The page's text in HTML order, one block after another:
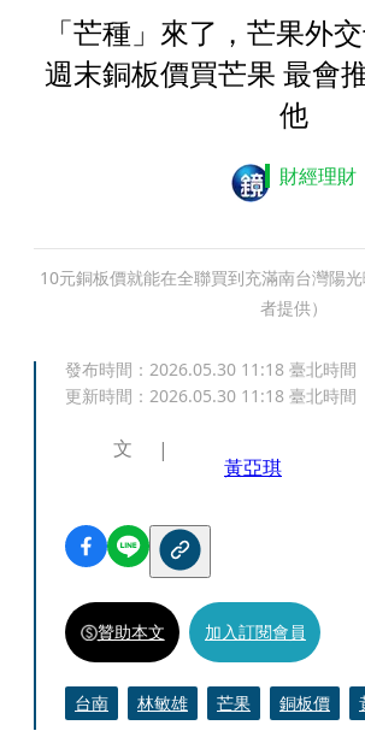
「芒種」來了，芒果外
週末銅板價買芒果 最會
他
財經理財
10元銅板價就能在全聯買到充滿南台灣陽
者提供）
發布時間： 2026.05.30 11:18 臺北時間
更新時間： 2026.05.30 11:18 臺北時間
文
黃亞琪
贊助本文 加入訂閱會員
台南 林敏雄 芒果 銅板價